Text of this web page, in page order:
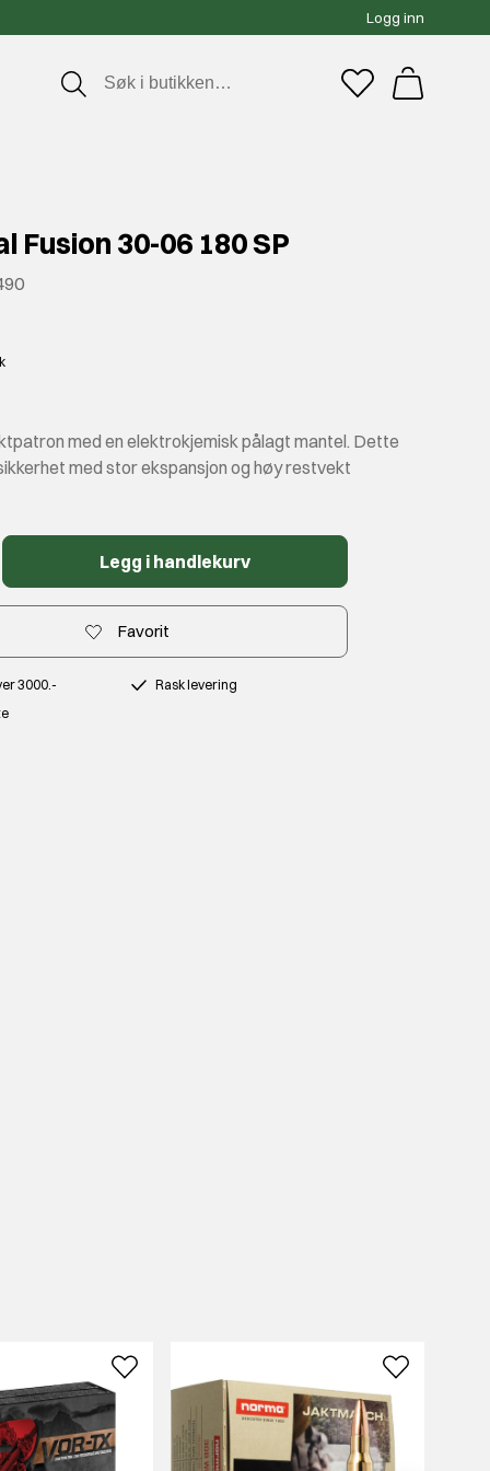
Logg inn
Fusion 30-06 180 SP
med en elektrokjemisk pålagt mantel. Dette
med stor ekspansjon og høy restvekt
Legg i handlekurv
Favorit
3000.-
Rask levering